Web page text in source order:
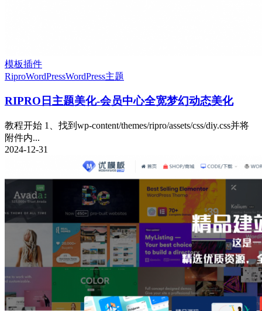
模板插件
RiproWordPressWordPress主题
RIPRO日主题美化-会员中心全宽梦幻动态美化
教程开始 1、找到wp-content/themes/ripro/assets/css/diy.css并将
附件内...
2024-12-31